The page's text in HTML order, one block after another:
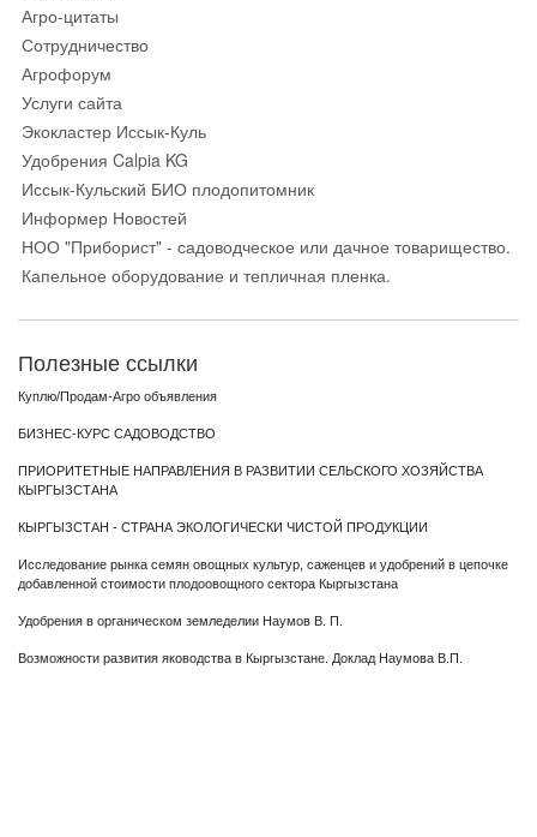
Агро-цитаты
Сотрудничество
Агрофорум
Услуги сайта
Экокластер Иссык-Куль
Удобрения Calpia KG
Иссык-Кульский БИО плодопитомник
Информер Новостей
НОО "Приборист" - садоводческое или дачное товарищество.
Капельное оборудование и тепличная пленка.
Полезные ссылки
Куплю/Продам-Агро объявления
БИЗНЕС-КУРС САДОВОДСТВО
ПРИОРИТЕТНЫЕ НАПРАВЛЕНИЯ В РАЗВИТИИ СЕЛЬСКОГО ХОЗЯЙСТВА
КЫРГЫЗСТАНА
КЫРГЫЗСТАН - СТРАНА ЭКОЛОГИЧЕСКИ ЧИСТОЙ ПРОДУКЦИИ
Исследование рынка семян овощных культур, саженцев и удобрений в цепочке
добавленной стоимости плодоовощного сектора Кыргызстана
Удобрения в органическом земледелии Наумов В. П.
Возможности развития яководства в Кыргызстане. Доклад Наумова В.П.